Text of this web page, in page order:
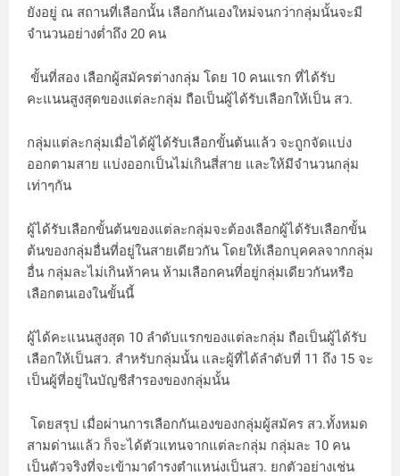
ยังอยู่ ณ สถานที่เลือกนั้น เลือกกันเองใหม่จนกว่ากลุ่มนั้นจะมี
จำนวนอย่างต่ำถึง 20 คน
ขั้นที่สอง เลือกผู้สมัครต่างกลุ่ม โดย 10 คนแรก ที่ได้รับ
คะแนนสูงสุดของแต่ละกลุ่ม ถือเป็นผู้ได้รับเลือกให้เป็น สว.
กลุ่มแต่ละกลุ่มเมื่อได้ผู้ได้รับเลือกขั้นต้นแล้ว จะถูกจัดแบ่ง
ออกตามสาย แบ่งออกเป็นไม่เกินสี่สาย และให้มีจำนวนกลุ่ม
เท่าๆกัน
ผู้ได้รับเลือกขั้นต้นของแต่ละกลุ่มจะต้องเลือกผู้ได้รับเลือกขั้น
ต้นของกลุ่มอื่นที่อยู่ในสายเดียวกัน โดยให้เลือกบุคคลจากกลุ่ม
อื่น กลุ่มละไม่เกินห้าคน ห้ามเลือกคนที่อยู่กลุ่มเดียวกันหรือ
เลือกตนเองในขั้นนี้
ผู้ได้คะแนนสูงสุด 10 ลำดับแรกของแต่ละกลุ่ม ถือเป็นผู้ได้รับ
เลือกให้เป็นสว. สำหรับกลุ่มนั้น และผู้ที่ได้ลำดับที่ 11 ถึง 15 จะ
เป็นผู้ที่อยู่ในบัญชีสำรองของกลุ่มนั้น
โดยสรุป เมื่อผ่านการเลือกกันเองของกลุ่มผู้สมัคร สว.ทั้งหมด
สามด่านแล้ว ก็จะได้ตัวแทนจากแต่ละกลุ่ม กลุ่มละ 10 คน
เป็นตัวจริงที่จะเข้ามาดำรงตำแหน่งเป็นสว. ยกตัวอย่างเช่น